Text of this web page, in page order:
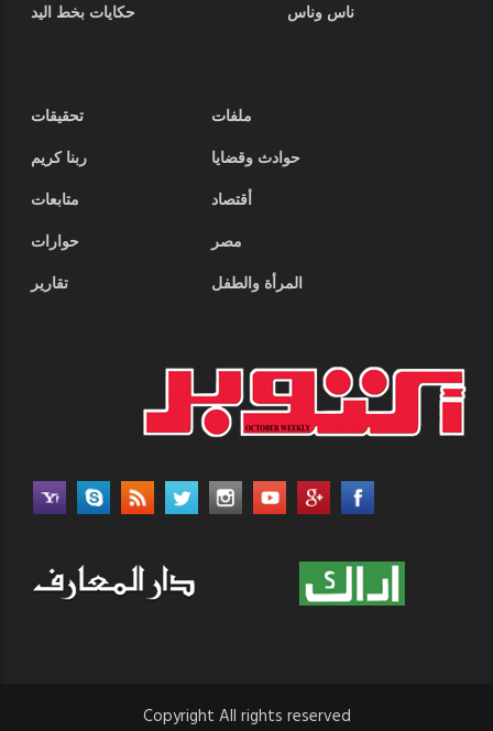
ناس وناس
حكايات بخط اليد
ملفات
تحقيقات
حوادث وقضايا
ربنا كريم
أقتصاد
متابعات
مصر
حوارات
المرأة والطفل
تقارير
Copyright All rights reserved